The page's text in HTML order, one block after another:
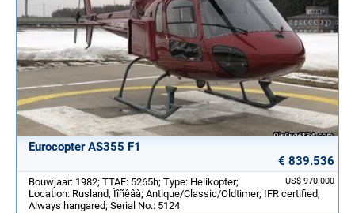
Eurocopter AS355 F1
€ 839.536
US$ 970.000
Bouwjaar: 1982; TTAF: 5265h; Type: Helikopter;
Location: Rusland, Ìîñêâà; Antique/Classic/Oldtimer; IFR certified,
Always hangared; Serial No.: 5124